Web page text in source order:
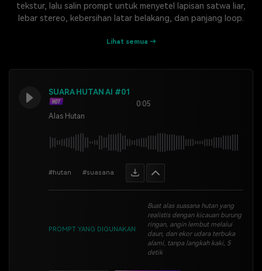
tekstur, lalu salin prompt untuk menyetel lapisan satwa liar,
lebar stereo, kebersihan latar belakang, dan panjang loop.
Lihat semua →
SUARA HUTAN AI #01
Alas Hutan
0:05
#hutan #suasana
PROMPT YANG DIGUNAKAN
Buat alas suasana hutan yang
realistis dengan kicauan burung
ringan, angin lembut melalui
daun, dan ekor udara terbuka
alami, tanpa langkah kaki, 5
detik